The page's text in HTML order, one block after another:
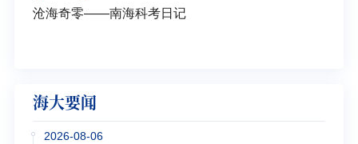
沧海奇零——南海科考日记
海大要闻
2026-08-06